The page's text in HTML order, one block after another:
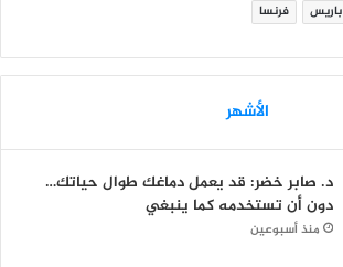
باريس فرنسا
الأشهر
د. صابر خضر: قد يعمل دماغك طوال حياتك…
دون أن تستخدمه كما ينبغي
منذ أسبوعين